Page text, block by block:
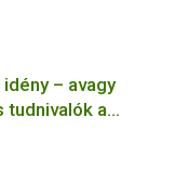
– avagy
tudnivalók a